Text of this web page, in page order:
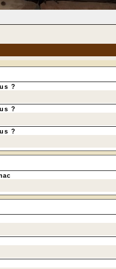
Cherchez
(la gourmande !)
?
?
?